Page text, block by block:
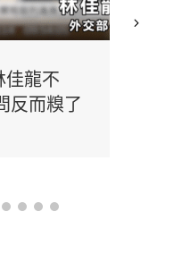
佳龍不
反而糗了